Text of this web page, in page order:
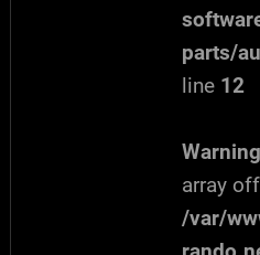
parts/
line 12
Warning
array
/var/